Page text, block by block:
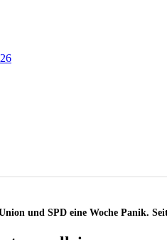
und SPD eine Woche Panik.